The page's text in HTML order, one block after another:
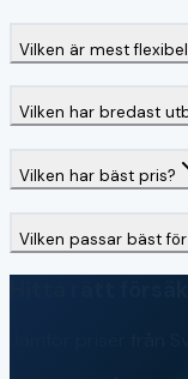
Vilken är mest
Vilken har bredast
Vilken har bäst pris?
Vilken passar bäst
Jämför priser från